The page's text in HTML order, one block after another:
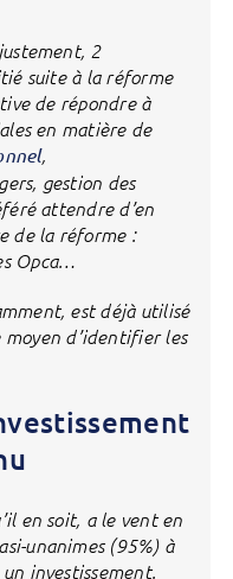
2
suite à la réforme
de répondre à
en matière de
,
gestion des
attendre d’en
de la réforme :
Opca…
est déjà utilisé
moyen d’identifier les
en soit, a le vent en
unanimes (95%) à
investissement.